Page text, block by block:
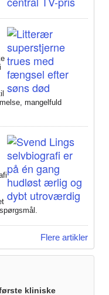
mangelfuld
Flere artikler
kliniske